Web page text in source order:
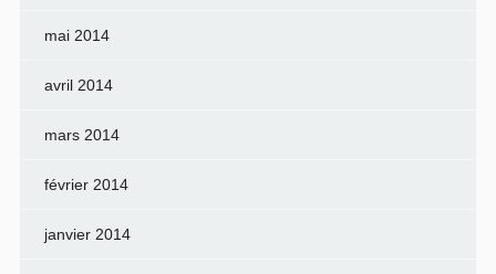
mai 2014
avril 2014
mars 2014
février 2014
janvier 2014